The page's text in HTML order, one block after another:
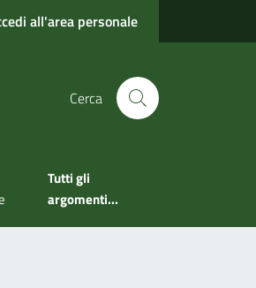
all'area personale
Cerca
Tutti gli
argomenti...